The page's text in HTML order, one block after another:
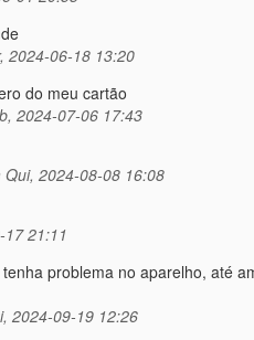
2024-06-18 13:20
do meu cartão
2024-07-06 17:43
Qui, 2024-08-08 16:08
17 21:11
problema no aparelho, até
2024-09-19 12:26